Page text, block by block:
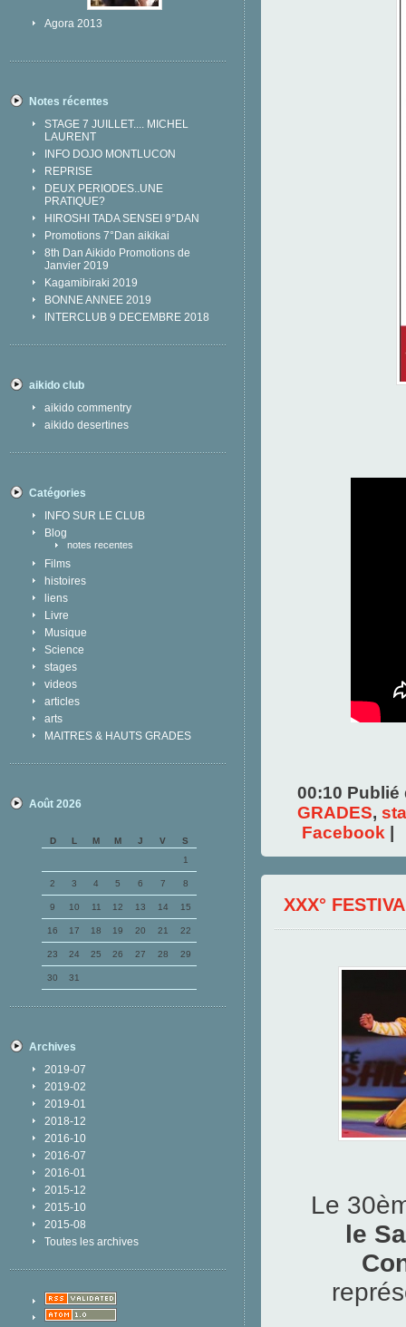
Agora 2013
Notes récentes
STAGE 7 JUILLET.... MICHEL
LAURENT
INFO DOJO MONTLUCON
REPRISE
DEUX PERIODES..UNE
PRATIQUE?
HIROSHI TADA SENSEI 9°DAN
Promotions 7°Dan aikikai
8th Dan Aikido Promotions de
Janvier 2019
Kagamibiraki 2019
BONNE ANNEE 2019
INTERCLUB 9 DECEMBRE 2018
aikido club
aikido commentry
aikido desertines
Catégories
INFO SUR LE CLUB
Blog
notes recentes
Films
histoires
liens
Livre
Musique
Science
stages
videos
articles
arts
MAITRES & HAUTS GRADES
Août 2026
D L M M J V
S
1
2 3 4 5 6 7 8
9 10 11 12 13 14 15
16 17 18 19 20 21 22
23 24 25 26 27 28 29
30 31
Archives
2019-07
2019-02
2019-01
2018-12
2016-10
2016-07
2016-01
2015-12
2015-10
2015-08
Toutes les archives
00:10
GRADES,
Facebook |
XXX°
Le
le